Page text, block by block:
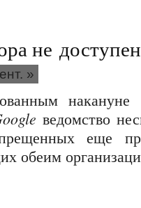
не доступен
»
ведомство
еще
обеим